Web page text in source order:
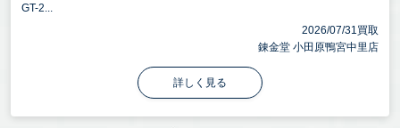
GT-2...
2026/07/31買取
錬金堂 小田原鴨宮中里店
詳しく見る